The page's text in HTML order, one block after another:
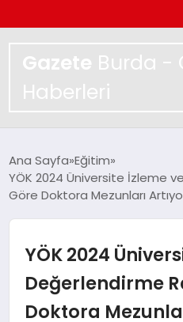
Gazete Burda -
Haberleri
SPOR
EKONOMI
Ana Sayfa Eğitim
YÖK 2024 Üniversite İzleme
Göre Doktora Mezunları
YÖK 2024
Değerlendirme
Doktora